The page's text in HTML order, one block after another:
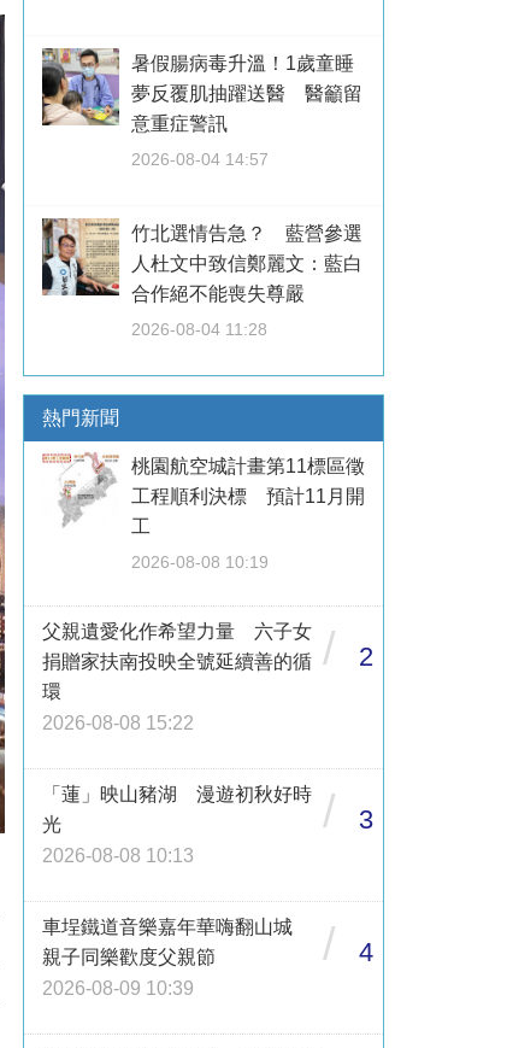
暑假腸病毒升溫！1歲童睡
夢反覆肌抽躍送醫 醫籲留
意重症警訊
2026-08-04 14:57
竹北選情告急？ 藍營參選
人杜文中致信鄭麗文：藍白
合作絕不能喪失尊嚴
2026-08-04 11:28
熱門新聞
桃園航空城計畫第11標區徵
工程順利決標 預計11月開
工
2026-08-08 10:19
父親遺愛化作希望力量 六子女
捐贈家扶南投映全號延續善的循
環
2026-08-08 15:22
/ 2
「蓮」映山豬湖 漫遊初秋好時
光
2026-08-08 10:13
/ 3
車埕鐵道音樂嘉年華嗨翻山城
親子同樂歡度父親節
2026-08-09 10:39
/ 4